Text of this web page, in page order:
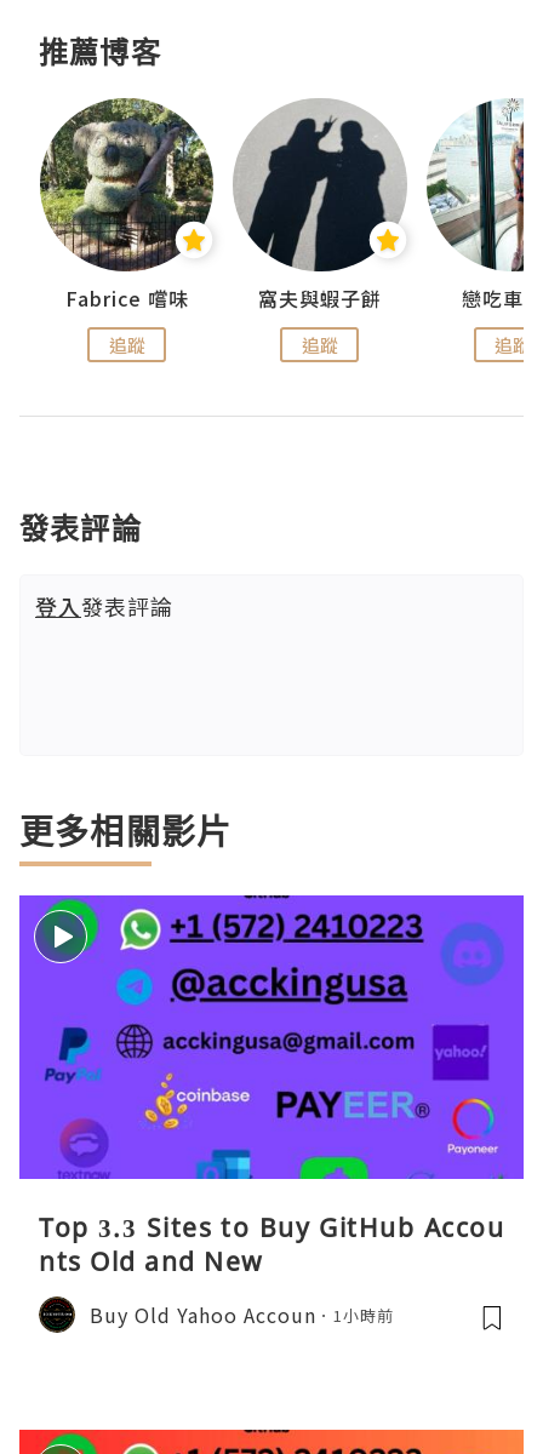
推薦博客
Fabrice 嚐味
追蹤
窩夫與蝦子餅
追蹤
戀吃車
追蹤
發表評論
登入發表評論
更多相關影片
Top 3.3 Sites to Buy GitHub Accou
nts Old and New
Buy Old Yahoo Accoun 1小時前